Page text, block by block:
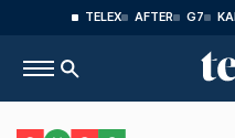
TELEX AFTER G7